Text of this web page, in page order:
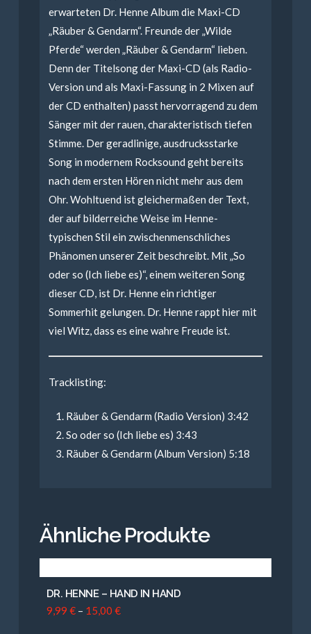
erwarteten Dr. Henne Album die Maxi-CD
„Räuber & Gendarm“. Freunde der „Wilde
Pferde“ werden „Räuber & Gendarm“ lieben.
Denn der Titelsong der Maxi-CD (als Radio-
Version und als Maxi-Fassung in 2 Mixen auf
der CD enthalten) passt hervorragend zu dem
Sänger mit der rauen, charakteristisch tiefen
Stimme. Der geradlinige, ausdrucksstarke
Song in modernem Rocksound geht bereits
nach dem ersten Hören nicht mehr aus dem
Ohr. Wohltuend ist gleichermaßen der Text,
der auf bilderreiche Weise im Henne-
typischen Stil ein zwischenmenschliches
Phänomen unserer Zeit beschreibt. Mit „So
oder so (Ich liebe es)“, einem weiteren Song
dieser CD, ist Dr. Henne ein richtiger
Sommerhit gelungen. Dr. Henne rappt hier mit
viel Witz, dass es eine wahre Freude ist.
Tracklisting:
Räuber & Gendarm (Radio Version) 3:42
So oder so (Ich liebe es) 3:43
Räuber & Gendarm (Album Version) 5:18
Ähnliche Produkte
DR. HENNE – HAND IN HAND
9,99 €– 15,00 €